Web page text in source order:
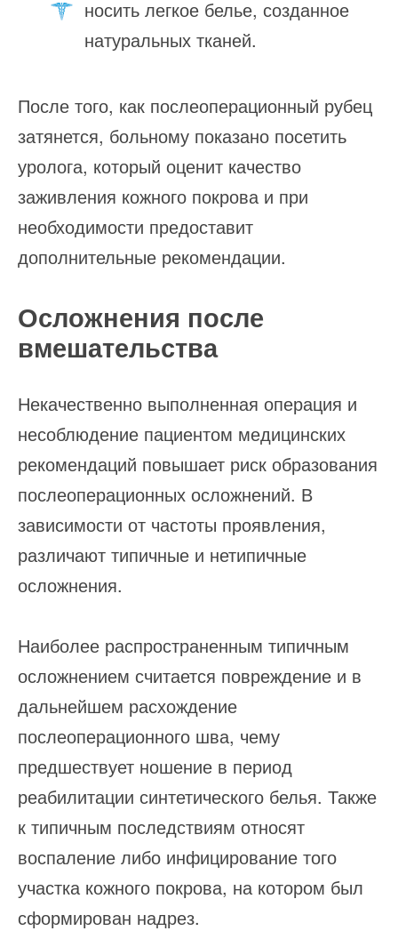
носить легкое белье, созданное
натуральных тканей.
После того, как послеоперационный рубец
затянется, больному показано посетить
уролога, который оценит качество
заживления кожного покрова и при
необходимости предоставит
дополнительные рекомендации.
Осложнения после
вмешательства
Некачественно выполненная операция и
несоблюдение пациентом медицинских
рекомендаций повышает риск образования
послеоперационных осложнений. В
зависимости от частоты проявления,
различают типичные и нетипичные
осложнения.
Наиболее распространенным типичным
осложнением считается повреждение и в
дальнейшем расхождение
послеоперационного шва, чему
предшествует ношение в период
реабилитации синтетического белья. Также
к типичным последствиям относят
воспаление либо инфицирование того
участка кожного покрова, на котором был
сформирован надрез.